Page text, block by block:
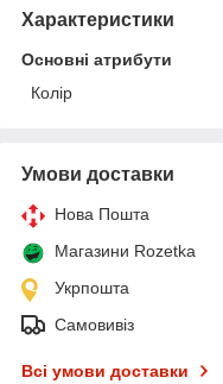
Характеристики
Основні атрибути
Колір
Умови доставки
Нова Пошта
Магазини Rozetka
Укрпошта
Самовивіз
Всі умови доставки